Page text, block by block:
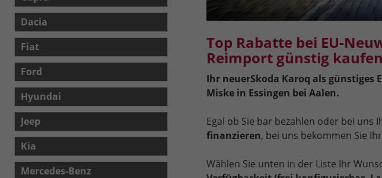
Top Rabatte bei EU-
Reimport günstig kaufen
Ihr neuerSkoda Karoq als günstiges
Miske in Essingen bei Aalen.
Egal ob Sie bar bezahlen oder bei uns
finanzieren, bei uns bekommen Sie
Wählen Sie unten in der Liste Ihr
Dacia
Fiat
Ford
Hyundai
Jeep
Kia
Mercedes-Benz